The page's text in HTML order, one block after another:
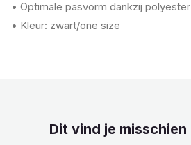
• Optimale pasvorm dankzij
• Kleur: zwart/one size
Dit vind je